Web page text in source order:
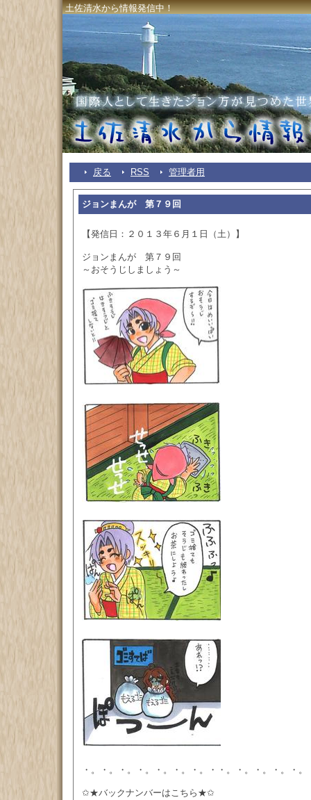
土佐清水から情報発信中！
戻る RSS 管理者用
ジョンまんが 第７９回
【発信日：２０１３年６月１日（土）】
ジョンまんが 第７９回
～おそうじしましょう～
・。・。・。・。・。・。・。・・。・。・。・。・
✩★バックナンバーはこちら★✩